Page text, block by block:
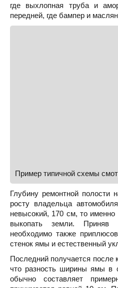
где выхлопная труба и
передней, где бампер и
Пример типичной схемы
Глубину ремонтной полости
росту владельца
невысокий, 170 см, то
выкопать земли.
необходимо также
стенок ямы и естественный
Последний получается после
что разность ширины ямы в
обычно составляет